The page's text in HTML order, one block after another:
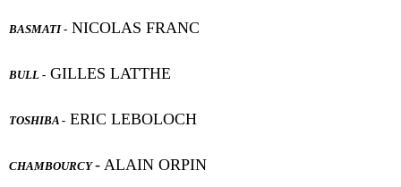
BASMATI - NICOLAS FRANC
BULL - GILLES LATTHE
TOSHIBA - ERIC LEBOLOCH
CHAMBOURCY - ALAIN ORPIN